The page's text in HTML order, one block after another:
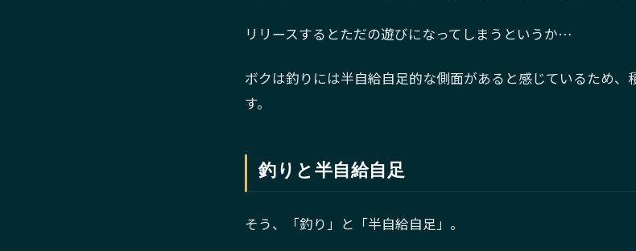
リリースするとただの遊びになってしまうというか…
ボクは釣りには半自給自足的な側面があると感じているため、
す。
釣りと半自給自足
そう、「釣り」と「半自給自足」。